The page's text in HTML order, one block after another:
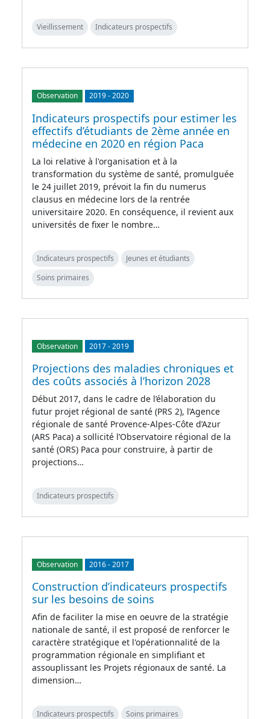
Vieillissement Indicateurs prospectifs
Observation 2019-2020
Indicateurs prospectifs pour estimer les
effectifs d’étudiants de 2ème année en
médecine en 2020 en région Paca
La loi relative à l'organisation et à la
transformation du système de santé, promulguée
le 24 juillet 2019, prévoit la fin du numerus
clausus en médecine lors de la rentrée
universitaire 2020. En conséquence, il revient aux
universités de fixer le nombre…
Indicateurs prospectifs
Jeunes et étudiants
Soins primaires
Observation 2017-2019
Projections des maladies chroniques et
des coûts associés à l’horizon 2028
Début 2017, dans le cadre de l’élaboration du
futur projet régional de santé (PRS 2), l’Agence
régionale de santé Provence-Alpes-Côte d’Azur
(ARS Paca) a sollicité l’Observatoire régional de la
santé (ORS) Paca pour construire, à partir de
projections…
Indicateurs prospectifs
Observation 2016-2017
Construction d’indicateurs prospectifs
sur les besoins de soins
Afin de faciliter la mise en oeuvre de la stratégie
nationale de santé, il est proposé de renforcer le
caractère stratégique et l'opérationnalité de la
programmation régionale en simplifiant et
assouplissant les Projets régionaux de santé. La
dimension…
Indicateurs prospectifs Soins primaires